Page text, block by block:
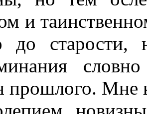
и
до
прошлого. Мне